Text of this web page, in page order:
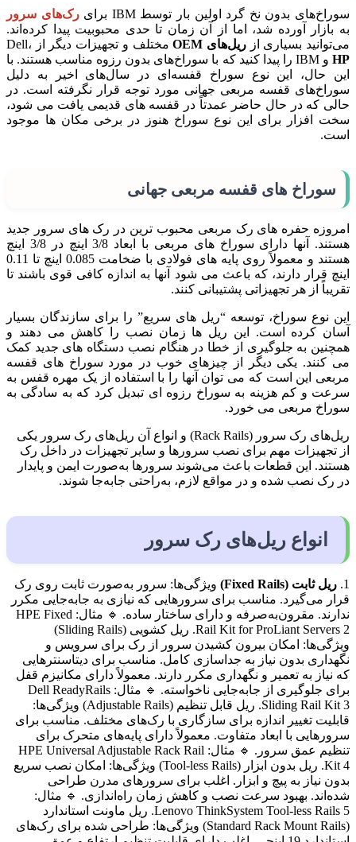
سوراخ‌های بدون نخ گرد اولین بار توسط IBM برای
رک‌های سرور
به بازار آورده شد، اما از آن زمان تا حدی محبوبیت پیدا کرده‌اند.
می‌توانید بسیاری ازریل‌های OEM
مختلف و تجهیزات دیگر از Dell،
HP
و IBM را پیدا کنید که با سوراخ‌های بدون رزوه مناسب هستند. با
این حال، این نوع سوراخ قفسه‌ای در سال‌های اخیر به دلیل
سوراخ‌های قفسه مربعی جهانی مورد توجه قرار نگرفته است. در
حالی که در حال حاضر عمدتاً در قفسه های قدیمی یافت می شود،
سخت افزار برای این نوع سوراخ هنوز در برخی مکان ها موجود
است.
سوراخ های قفسه مربعی جهانی
امروزه حفره های رک مربعی محبوب ترین در رک های سرور جدید
هستند. آنها دارای سوراخ های مربعی با ابعاد 3/8 اینچ در 3/8 اینچ
هستند و معمولاً روی پایه های فولادی با ضخامت 0.085 اینچ تا 0.11
اینچ قرار دارند، که باعث می شود آنها به اندازه کافی قوی باشند تا
تقریباً از هر تجهیزاتی پشتیبانی کنند.
این نوع سوراخ، توسعه “ریل های سریع” را برای سازندگان بسیار
آسان کرده است. این ریل ها زمان نصب را کاهش می دهند و
همچنین به جلوگیری از خطا در هنگام نصب دستگاه های جدید کمک
می کنند. یکی دیگر از چیزهای خوب در مورد سوراخ های قفسه
مربعی این است که می توان آنها را با استفاده از یک مهره قفس به
سرعت و کم هزینه به سوراخ رزوه ای تبدیل کرد که به سادگی به
سوراخ مربعی می خورد.
ریل‌های رک سرور (Rack Rails) و انواع آن ریل‌های رک سرور یکی
از تجهیزات مهم برای نصب سرورها و سایر تجهیزات در داخل رک
هستند. این قطعات باعث می‌شوند سرورها به‌صورت ایمن و پایدار
در رک نصب شده و در مواقع لازم، به‌راحتی جابه‌جا شوند.
انواع ریل‌های رک سرور
1. ریل ثابت (Fixed Rails)
ویژگی‌ها: سرور به‌صورت ثابت روی رک
قرار می‌گیرد. مناسب برای سرورهایی که نیازی به جابه‌جایی مکرر
ندارند. مقرون‌به‌صرفه و دارای ساختار ساده. 🔹 مثال: HPE Fixed
Rail Kit for ProLiant Servers 2. ریل کشویی (Sliding Rails)
ویژگی‌ها: امکان بیرون کشیدن سرور از رک برای سرویس و
نگهداری بدون نیاز به جداسازی کامل. مناسب برای دیتاسنترهایی
که نیاز به تعمیر و نگهداری مکرر دارند. معمولاً دارای مکانیزم قفل
برای جلوگیری از جابه‌جایی ناخواسته. 🔹 مثال: Dell ReadyRails
Sliding Rail Kit 3. ریل قابل تنظیم (Adjustable Rails) ویژگی‌ها:
قابلیت تغییر اندازه برای سازگاری با رک‌های مختلف. مناسب برای
سرورهایی با ابعاد متفاوت. معمولاً دارای پایه‌های متحرک برای
تنظیم عمق سرور. 🔹 مثال: HPE Universal Adjustable Rack Rail
Kit 4. ریل بدون ابزار (Tool-less Rails) ویژگی‌ها: امکان نصب سریع
بدون نیاز به پیچ و ابزار. اغلب برای سرورهای مدرن طراحی
شده‌اند. بهبود سرعت نصب و کاهش زمان راه‌اندازی. 🔹 مثال:
Lenovo ThinkSystem Tool-less Rails 5. ریل ماونت استاندارد
(Standard Rack Mount Rails) ویژگی‌ها: طراحی شده برای رک‌های